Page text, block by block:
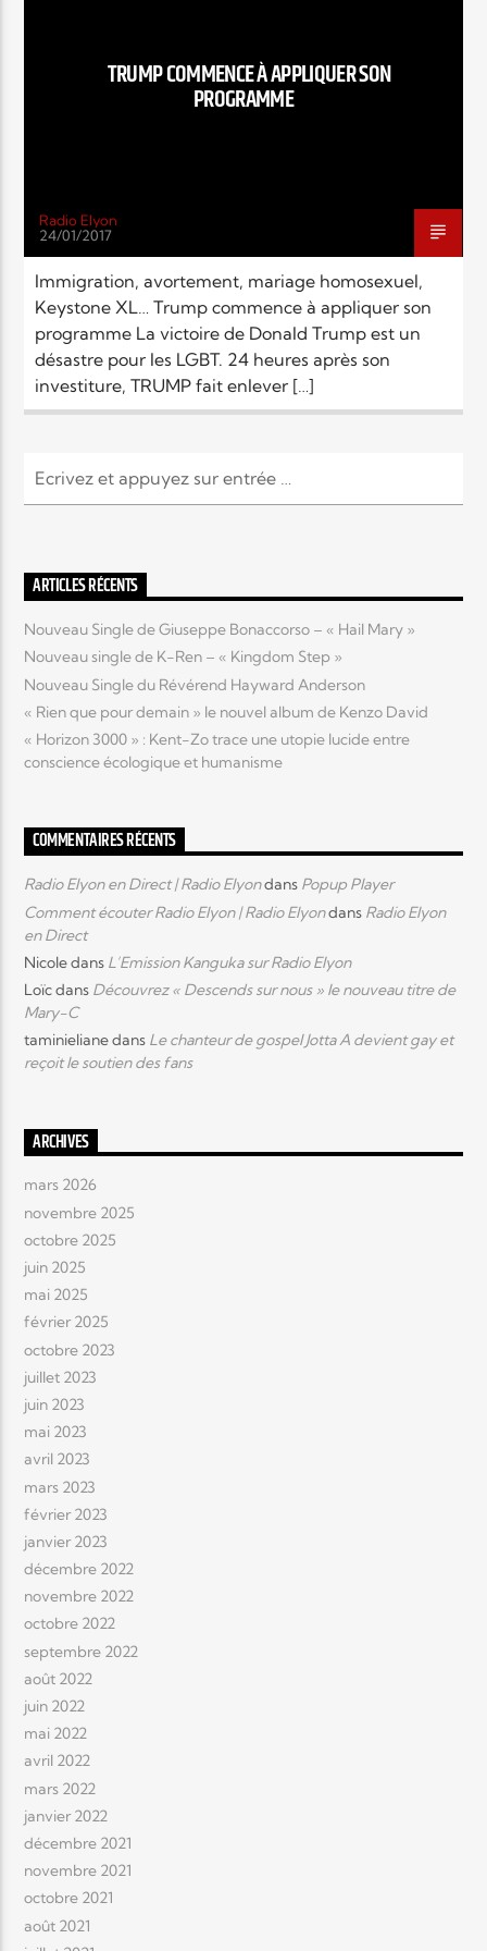
Radio Elyon
Elyon Rhema
Elyon Kids
TRUMP COMMENCE À APPLIQUER SON
PROGRAMME
Radio Elyon
24/01/2017
Immigration, avortement, mariage homosexuel,
Keystone XL… Trump commence à appliquer son
programme La victoire de Donald Trump est un
désastre pour les LGBT. 24 heures après son
investiture, TRUMP fait enlever […]
ARTICLES RÉCENTS
Nouveau Single de Giuseppe Bonaccorso – « Hail Mary »
Nouveau single de K-Ren – « Kingdom Step »
Nouveau Single du Révérend Hayward Anderson
« Rien que pour demain » le nouvel album de Kenzo David
« Horizon 3000 » : Kent-Zo trace une utopie lucide entre
conscience écologique et humanisme
COMMENTAIRES RÉCENTS
Radio Elyon en Direct | Radio Elyondans Popup Player
Comment écouter Radio Elyon | Radio Elyondans Radio Elyon
en Direct
Nicoledans L’Emission Kanguka sur Radio Elyon
Loïcdans Découvrez « Descends sur nous » le nouveau titre de
Mary-C
taminielianedans Le chanteur de gospel Jotta A devient gay et
reçoit le soutien des fans
ARCHIVES
mars 2026
novembre 2025
octobre 2025
juin 2025
mai 2025
février 2025
octobre 2023
juillet 2023
juin 2023
mai 2023
avril 2023
mars 2023
février 2023
janvier 2023
décembre 2022
novembre 2022
octobre 2022
septembre 2022
août 2022
juin 2022
mai 2022
avril 2022
mars 2022
janvier 2022
décembre 2021
novembre 2021
octobre 2021
août 2021